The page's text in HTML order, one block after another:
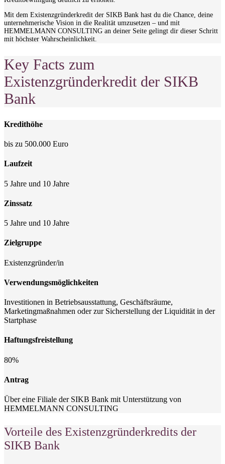
Mit dem Existenzgründerkredit der SIKB Bank hast du die Chance, deine
unternehmerische Vision in die Realität umzusetzen – und mit
HEMMELMANN CONSULTING an deiner Seite gelingt dir dieser Schritt
mit höchster Wahrscheinlichkeit.
Key Facts zum
Existenzgründerkredit der SIKB
Bank
Kredithöhe
bis zu 500.000 Euro
Laufzeit
5 Jahre und 10 Jahre
Zinssatz
5 Jahre und 10 Jahre
Zielgruppe
Existenzgründer/in
Verwendungsmöglichkeiten
Investitionen in Betriebsausstattung, Geschäftsräume,
Marketingmaßnahmen oder zur Sicherstellung der Liquidität in der
Startphase
Haftungsfreistellung
80%
Antrag
Über eine Filiale der SIKB Bank mit Unterstützung von
HEMMELMANN CONSULTING
Vorteile des Existenzgründerkredits der
SIKB Bank